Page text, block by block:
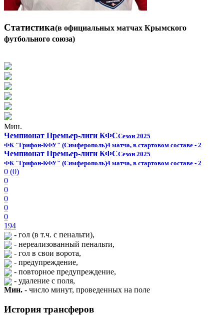
Статистика(в официальных матчах Крымского
футбольного союза)
Мин.
Чемпионат Премьер-лиги КФССезон 2025
ФК "Грифон-КФУ" (Симферополь)4 матча, в стартовом составе - 2
Чемпионат Премьер-лиги КФССезон 2025
ФК "Грифон-КФУ" (Симферополь)4 матча, в стартовом составе - 2
0 (0)
0
0
0
0
0
194
- гол (в т.ч. с пенальти),
- нереализованный пенальти,
- гол в свои ворота,
- предупреждение,
- повторное предупреждение,
- удаление с поля,
Мин. - число минут, проведенных на поле
История трансферов